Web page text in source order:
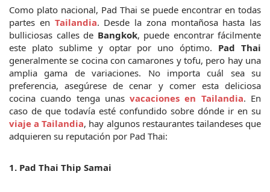
Como plato nacional, Pad Thai se puede encontrar en todas
partes en Tailandia. Desde la zona montañosa hasta las
bulliciosas calles de Bangkok, puede encontrar fácilmente
este plato sublime y optar por uno óptimo. Pad Thai
generalmente se cocina con camarones y tofu, pero hay una
amplia gama de variaciones. No importa cuál sea su
preferencia, asegúrese de cenar y comer esta deliciosa
cocina cuando tenga unas vacaciones en Tailandia. En
viaje a Tailandia, hay algunos restaurantes tailandeses que
adquieren su reputación por Pad Thai:
1. Pad Thai Thip Samai